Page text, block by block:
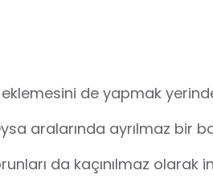
de yapmak
aralarında ayrılmaz bir
da kaçınılmaz olarak